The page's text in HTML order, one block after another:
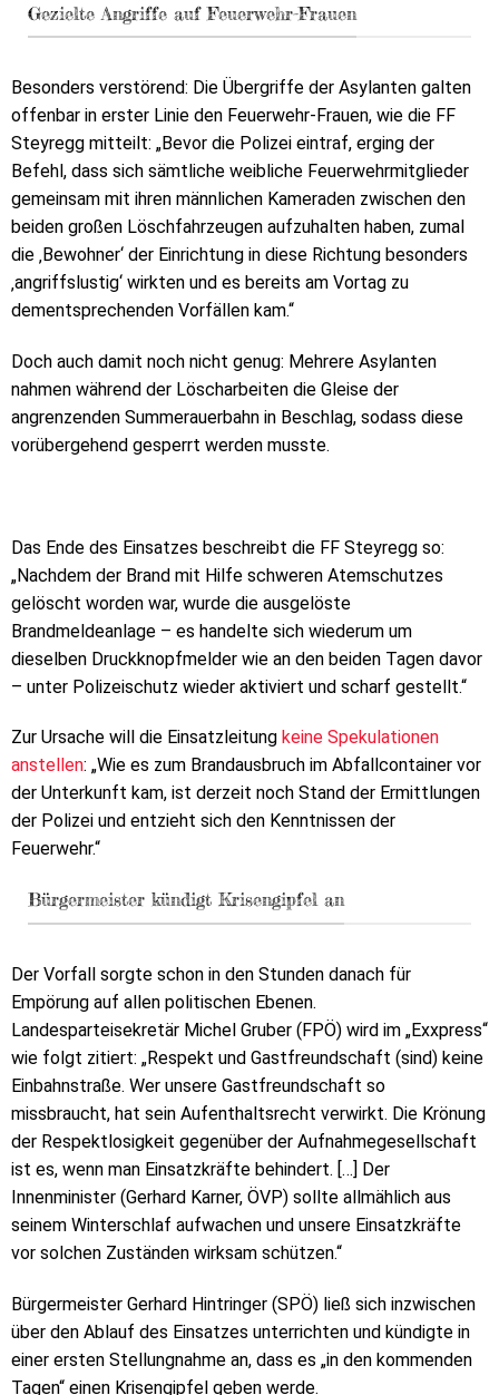
Gezielte Angriffe auf Feuerwehr-Frauen
Besonders verstörend: Die Übergriffe der Asylanten galten
offenbar in erster Linie den Feuerwehr-Frauen, wie die FF
Steyregg mitteilt: „Bevor die Polizei eintraf, erging der
Befehl, dass sich sämtliche weibliche Feuerwehrmitglieder
gemeinsam mit ihren männlichen Kameraden zwischen den
beiden großen Löschfahrzeugen aufzuhalten haben, zumal
die ‚Bewohner‘ der Einrichtung in diese Richtung besonders
‚angriffslustig‘ wirkten und es bereits am Vortag zu
dementsprechenden Vorfällen kam.“
Doch auch damit noch nicht genug: Mehrere Asylanten
nahmen während der Löscharbeiten die Gleise der
angrenzenden Summerauerbahn in Beschlag, sodass diese
vorübergehend gesperrt werden musste.
Das Ende des Einsatzes beschreibt die FF Steyregg so:
„Nachdem der Brand mit Hilfe schweren Atemschutzes
gelöscht worden war, wurde die ausgelöste
Brandmeldeanlage – es handelte sich wiederum um
dieselben Druckknopfmelder wie an den beiden Tagen davor
– unter Polizeischutz wieder aktiviert und scharf gestellt.“
Zur Ursache will die Einsatzleitung keine Spekulationen
anstellen: „Wie es zum Brandausbruch im Abfallcontainer vor
der Unterkunft kam, ist derzeit noch Stand der Ermittlungen
der Polizei und entzieht sich den Kenntnissen der
Feuerwehr.“
Bürgermeister kündigt Krisengipfel an
Der Vorfall sorgte schon in den Stunden danach für
Empörung auf allen politischen Ebenen.
Landesparteisekretär Michel Gruber (FPÖ) wird im „Exxpress“
wie folgt zitiert: „Respekt und Gastfreundschaft (sind) keine
Einbahnstraße. Wer unsere Gastfreundschaft so
missbraucht, hat sein Aufenthaltsrecht verwirkt. Die Krönung
der Respektlosigkeit gegenüber der Aufnahmegesellschaft
ist es, wenn man Einsatzkräfte behindert. […] Der
Innenminister (Gerhard Karner, ÖVP) sollte allmählich aus
seinem Winterschlaf aufwachen und unsere Einsatzkräfte
vor solchen Zuständen wirksam schützen.“
Bürgermeister Gerhard Hintringer (SPÖ) ließ sich inzwischen
über den Ablauf des Einsatzes unterrichten und kündigte in
einer ersten Stellungnahme an, dass es „in den kommenden
Tagen“ einen Krisengipfel geben werde.